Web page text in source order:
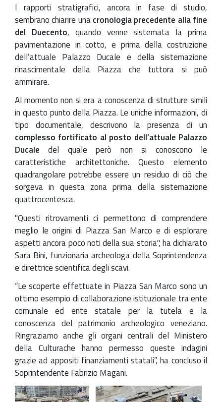
I rapporti stratigrafici, ancora in fase di studio,
sembrano chiarire unacronologia precedente alla fine
del Duecento, quando venne sistemata la prima
pavimentazione in cotto, e prima della costruzione
dell’attuale Palazzo Ducale e della sistemazione
rinascimentale della Piazza che tuttora si può
ammirare.
Al momento non si era a conoscenza di strutture simili
in questo punto della Piazza. Le uniche informazioni, di
tipo documentale, descrivono la presenza di un
complesso fortificato al posto dell’attuale Palazzo
Ducale del quale però non si conoscono le
caratteristiche architettoniche. Questo elemento
quadrangolare potrebbe essere un residuo di ciò che
sorgeva in questa zona prima della sistemazione
quattrocentesca.
"Questi ritrovamenti ci permettono di comprendere
meglio le origini di Piazza San Marco e di esplorare
aspetti ancora poco noti della sua storia", ha dichiarato
Sara Bini, funzionaria archeologa della Soprintendenza
e direttrice scientifica degli scavi.
“Le scoperte effettuate in Piazza San Marco sono un
ottimo esempio di collaborazione istituzionale tra ente
comunale ed ente statale per la tutela e la
conoscenza del patrimonio archeologico veneziano.
Ringraziamo anche gli organi centrali del Ministero
della Culturache hanno permesso queste indagini
grazie ad appositi finanziamenti statali”, ha concluso il
Soprintendente Fabrizio Magani.